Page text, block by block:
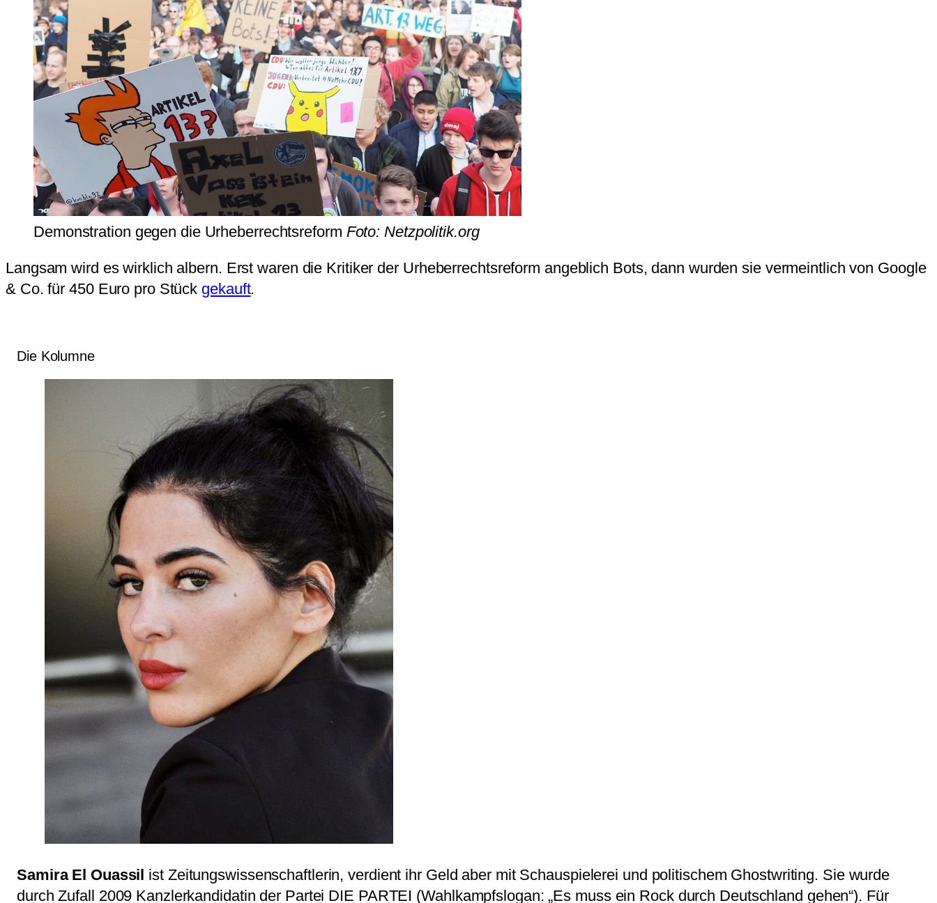
Demonstration gegen die Urheberrechtsreform Foto: Netzpolitik.org
Langsam wird es wirklich albern. Erst waren die Kritiker der Urheberrechtsreform angeblich Bots, dann wurden sie vermeintlich von Google
& Co. für 450 Euro pro Stück gekauft.
Die Kolumne
Samira El Ouassil ist Zeitungswissenschaftlerin, verdient ihr Geld aber mit Schauspielerei und politischem Ghostwriting. Sie wurde
durch Zufall 2009 Kanzlerkandidatin der Partei DIE PARTEI (Wahlkampfslogan: „Es muss ein Rock durch Deutschland gehen“). Für